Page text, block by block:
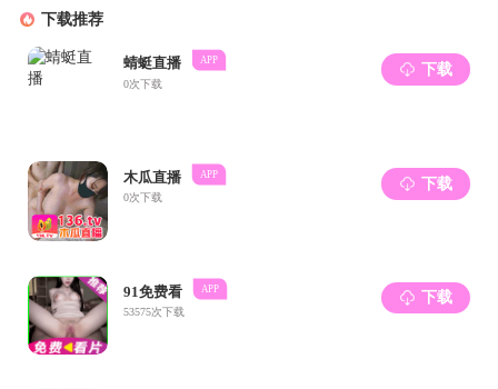
成都药物创制现代产业黄色漫画 党支部